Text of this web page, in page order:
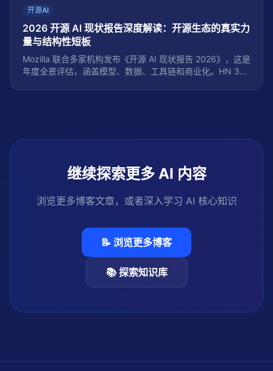
开源AI
2026 开源 AI 现状报告深度解读：开源生态的真实力
量与结构性短板
Mozilla 联合多家机构发布《开源 AI 现状报告 2026》，这是
年度全景评估，涵盖模型、数据、工具链和商业化。HN 394
继续探索更多 AI 内容
浏览更多博客文章，或者深入学习 AI 核心知识
📝 浏览更多博客
📚 探索知识库